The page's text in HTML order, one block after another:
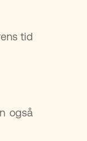
tid
også